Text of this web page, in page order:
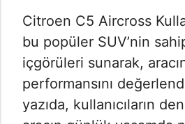
Citroen C5 Aircross
bu popüler SUV’nin
içgörüleri sunarak,
performansını
yazıda, kullanıcıların